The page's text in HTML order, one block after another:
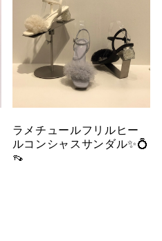
ラメチュールフリルヒー
ルコンシャスサンダル✨💍
👡